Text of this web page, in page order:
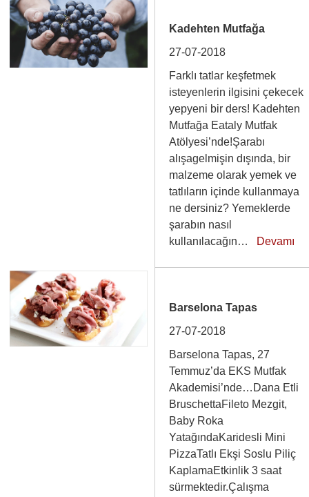
Kadehten Mutfağa
27-07-2018
Farklı tatlar keşfetmek
isteyenlerin ilgisini çekecek
yepyeni bir ders! Kadehten
Mutfağa Eataly Mutfak
Atölyesi’nde!Şarabı
alışagelmişin dışında, bir
malzeme olarak yemek ve
tatlıların içinde kullanmaya
ne dersiniz? Yemeklerde
şarabın nasıl
kullanılacağın… Devamı
Barselona Tapas
27-07-2018
Barselona Tapas, 27
Temmuz’da EKS Mutfak
Akademisi’nde…Dana Etli
BruschettaFileto Mezgit,
Baby Roka
YatağındaKaridesli Mini
PizzaTatlı Ekşi Soslu Piliç
KaplamaEtkinlik 3 saat
sürmektedir.Çalışma